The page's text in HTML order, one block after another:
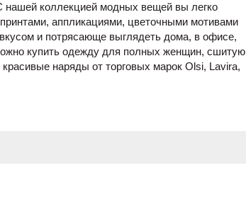
нашей коллекцией модных вещей вы легко
аппликациями, цветочными мотивами
и потрясающе выглядеть дома, в офисе,
купить одежду для полных женщин, сшитую
наряды от торговых марок Olsi, Lavira,